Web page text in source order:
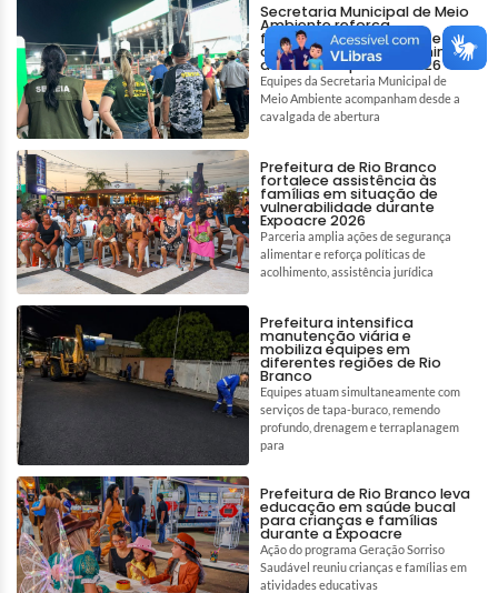
Secretaria Municipal de Meio
Ambiente reforça
fiscalização ambiental e
ações de bem-estar animal
durante a Expoacre 2026
Equipes da Secretaria Municipal de
Meio Ambiente acompanham desde a
cavalgada de abertura
Prefeitura de Rio Branco
fortalece assistência às
famílias em situação de
vulnerabilidade durante
Expoacre 2026
Parceria amplia ações de segurança
alimentar e reforça políticas de
acolhimento, assistência jurídica
Prefeitura intensifica
manutenção viária e
mobiliza equipes em
diferentes regiões de Rio
Branco
Equipes atuam simultaneamente com
serviços de tapa-buraco, remendo
profundo, drenagem e terraplanagem
para
Prefeitura de Rio Branco leva
educação em saúde bucal
para crianças e famílias
durante a Expoacre
Ação do programa Geração Sorriso
Saudável reuniu crianças e famílias em
atividades educativas